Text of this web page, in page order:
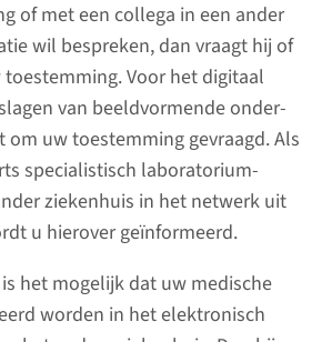
of met een collega in een ander
wil bespreken, dan vraagt hij of
Voor het digitaal
van beeld­vormende onder­
uw toestemming gevraagd. Als
specialistisch laboratorium­
ziekenhuis in het netwerk uit
u hierover geïnformeerd.
het mogelijk dat uw medische
worden in het elektronisch